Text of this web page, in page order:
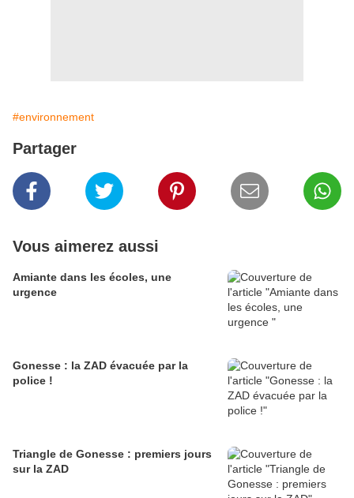
#environnement
Partager
Vous aimerez aussi
Amiante dans les écoles, une
urgence
Gonesse : la ZAD évacuée par la
police !
Triangle de Gonesse : premiers jours
sur la ZAD